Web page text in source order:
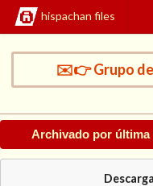
hispachan files
✉️👉 Grupo de
Archivado por última